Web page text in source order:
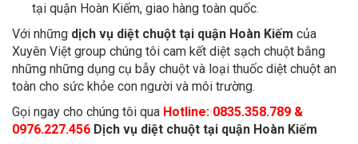
tại quận Hoàn Kiếm, giao hàng toàn quốc.
Với những dịch vụ diệt chuột tại quận Hoàn Kiếm của
Xuyên Việt group chúng tôi cam kết diệt sạch chuột bằng
những những dụng cụ bẫy chuột và loại thuốc diệt chuột an
toàn cho sức khỏe con người và môi trường.
Gọi ngay cho chúng tôi qua Hotline: 0835.358.789 &
0976.227.456 Dịch vụ diệt chuột tại quận Hoàn Kiếm